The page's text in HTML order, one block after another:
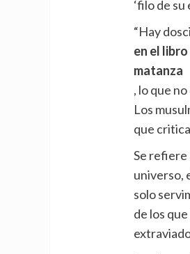
‘filo de su
“Hay
en el
matanza
, lo que
Los
que
Se refiere
universo,
solo
de los